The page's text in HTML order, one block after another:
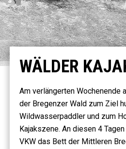
WÄLDER
Am verlängerten Wochenende
der Bregenzer Wald zum Ziel
Wildwasserpaddler und zum
Kajakszene. An diesen 4
VKW das Bett der Mittleren